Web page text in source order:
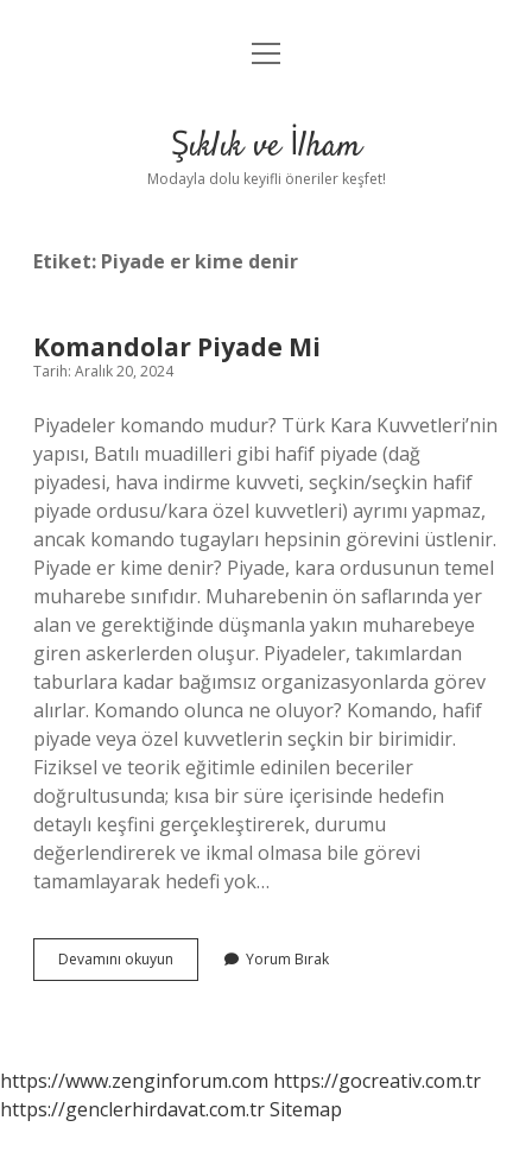
Anasayfa
Yasal Uyarı
menüyü
Şıklık ve İlham
Modayla dolu keyifli öneriler keşfet!
Etiket: Piyade er kime denir
Komandolar Piyade Mi
Tarih: Aralık 20, 2024
Piyadeler komando mudur? Türk Kara Kuvvetleri’nin
yapısı, Batılı muadilleri gibi hafif piyade (dağ
piyadesi, hava indirme kuvveti, seçkin/seçkin hafif
piyade ordusu/kara özel kuvvetleri) ayrımı yapmaz,
ancak komando tugayları hepsinin görevini üstlenir.
Piyade er kime denir? Piyade, kara ordusunun temel
muharebe sınıfıdır. Muharebenin ön saflarında yer
alan ve gerektiğinde düşmanla yakın muharebeye
giren askerlerden oluşur. Piyadeler, takımlardan
taburlara kadar bağımsız organizasyonlarda görev
alırlar. Komando olunca ne oluyor? Komando, hafif
piyade veya özel kuvvetlerin seçkin bir birimidir.
Fiziksel ve teorik eğitimle edinilen beceriler
doğrultusunda; kısa bir süre içerisinde hedefin
detaylı keşfini gerçekleştirerek, durumu
değerlendirerek ve ikmal olmasa bile görevi
tamamlayarak hedefi yok…
Devamını okuyun Komandolar
Piyade
Yorum Bırak
https://www.zenginforum.com https://gocreativ.com.tr
https://genclerhirdavat.com.trSitemap